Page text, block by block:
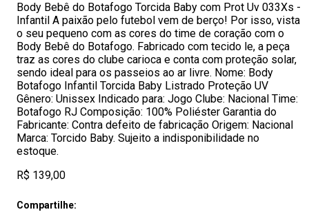
Body Bebê do Botafogo Torcida Baby com Prot Uv 033Xs -
Infantil A paixão pelo futebol vem de berço! Por isso, vista
o seu pequeno com as cores do time de coração com o
Body Bebê do Botafogo. Fabricado com tecido le, a peça
traz as cores do clube carioca e conta com proteção solar,
sendo ideal para os passeios ao ar livre. Nome: Body
Botafogo Infantil Torcida Baby Listrado Proteção UV
Gênero: Unissex Indicado para: Jogo Clube: Nacional Time:
Botafogo RJ Composição: 100% Poliéster Garantia do
Fabricante: Contra defeito de fabricação Origem: Nacional
Marca: Torcido Baby. Sujeito a indisponibilidade no
estoque.
R$ 139,00
Compartilhe: